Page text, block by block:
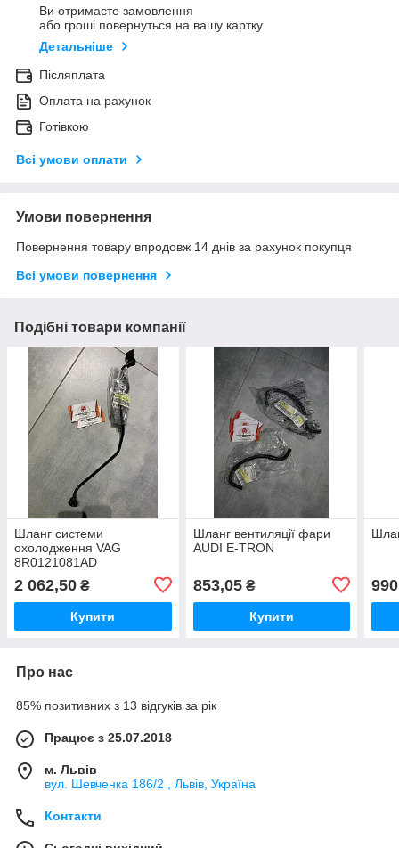
Ви отримаєте замовлення
або гроші повернуться на вашу картку
Детальніше
Післяплата
Оплата на рахунок
Готівкою
Всі умови оплати
Умови повернення
Повернення товару впродовж 14 днів за рахунок покупця
Всі умови повернення
Подібні товари компанії
Шланг системи
охолодження VAG
8R0121081AD
2 062,50 ₴
Купити
Шланг вентиляції фари
AUDI E-TRON
853,05₴
Купити
990
Про нас
85% позитивних з 13 відгуків за рік
Працює з 25.07.2018
м. Львів
вул. Шевченка 186/2 , Львів, Україна
Контакти